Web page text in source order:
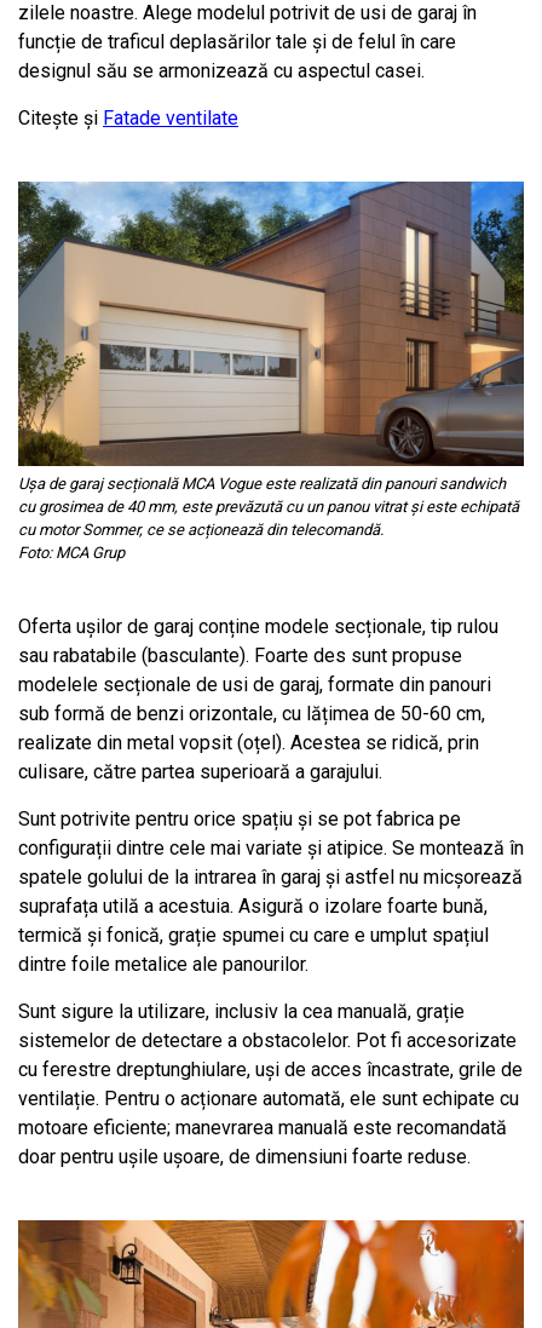
zilele noastre. Alege modelul potrivit de usi de garaj în
funcție de traficul deplasărilor tale și de felul în care
designul său se armonizează cu aspectul casei.
Citește și Fatade ventilate
Ușa de garaj secțională MCA Vogue este realizată din panouri sandwich
cu grosimea de 40 mm, este prevăzută cu un panou vitrat și este echipată
cu motor Sommer, ce se acționează din telecomandă.
Foto: MCA Grup
Oferta ușilor de garaj conține modele secționale, tip rulou
sau rabatabile (basculante). Foarte des sunt propuse
modelele secționale de usi de garaj, formate din panouri
sub formă de benzi orizontale, cu lățimea de 50-60 cm,
realizate din metal vopsit (oțel). Acestea se ridică, prin
culisare, către partea superioară a garajului.
Sunt potrivite pentru orice spațiu și se pot fabrica pe
configurații dintre cele mai variate și atipice. Se montează în
spatele golului de la intrarea în garaj și astfel nu micșorează
suprafața utilă a acestuia. Asigură o izolare foarte bună,
termică și fonică, grație spumei cu care e umplut spațiul
dintre foile metalice ale panourilor.
Sunt sigure la utilizare, inclusiv la cea manuală, grație
sistemelor de detectare a obstacolelor. Pot fi accesorizate
cu ferestre dreptunghiulare, uși de acces încastrate, grile de
ventilație. Pentru o acționare automată, ele sunt echipate cu
motoare eficiente; manevrarea manuală este recomandată
doar pentru ușile ușoare, de dimensiuni foarte reduse.